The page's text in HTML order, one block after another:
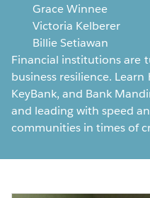
Grace Winnee
Victoria Kelberer
Billie Setiawan
Financial institutions are
business resilience.
KeyBank, and Bank
and leading with speed
communities in times of